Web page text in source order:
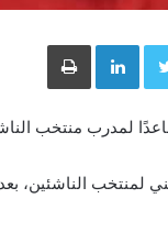
Twitter
LinkedInطباعة
لمدرب منتخب
لمنتخب الناشئين،